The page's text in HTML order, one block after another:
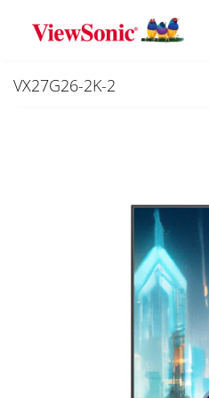
Skip to main content
VX27G26-2K-2